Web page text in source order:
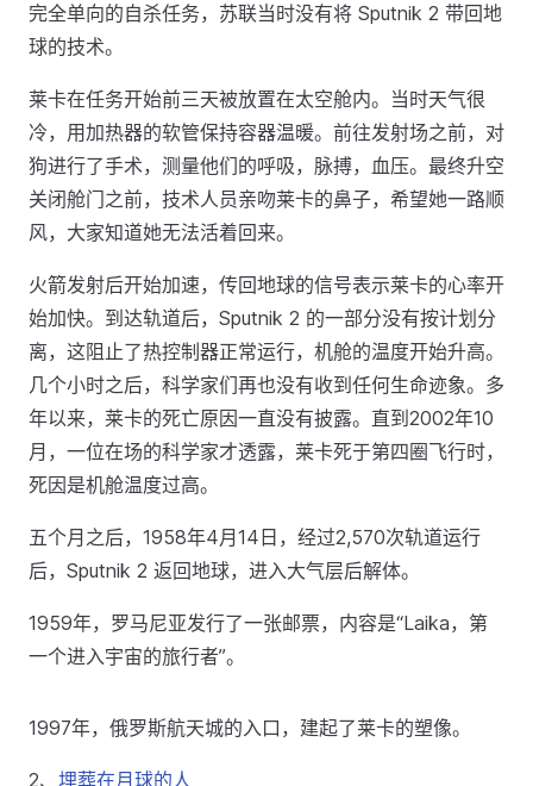
完全单向的自杀任务，苏联当时没有将 Sputnik 2 带回地
球的技术。
莱卡在任务开始前三天被放置在太空舱内。当时天气很
冷，用加热器的软管保持容器温暖。前往发射场之前，对
狗进行了手术，测量他们的呼吸，脉搏，血压。最终升空
关闭舱门之前，技术人员亲吻莱卡的鼻子，希望她一路顺
风，大家知道她无法活着回来。
火箭发射后开始加速，传回地球的信号表示莱卡的心率开
始加快。到达轨道后，Sputnik 2 的一部分没有按计划分
离，这阻止了热控制器正常运行，机舱的温度开始升高。
几个小时之后，科学家们再也没有收到任何生命迹象。多
年以来，莱卡的死亡原因一直没有披露。直到2002年10
月，一位在场的科学家才透露，莱卡死于第四圈飞行时，
死因是机舱温度过高。
五个月之后，1958年4月14日，经过2,570次轨道运行
后，Sputnik 2 返回地球，进入大气层后解体。
1959年，罗马尼亚发行了一张邮票，内容是“Laika，第
一个进入宇宙的旅行者”。
1997年，俄罗斯航天城的入口，建起了莱卡的塑像。
2、 埋葬在月球的人